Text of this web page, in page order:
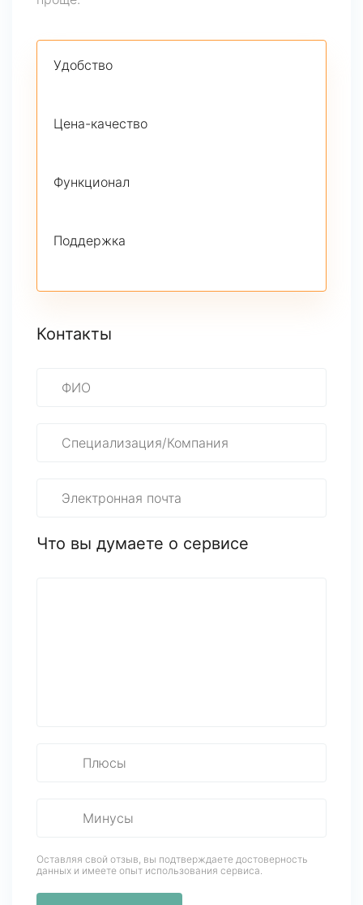
Удобство
Цена-качество
Функционал
Поддержка
Контакты
Что вы думаете о сервисе
Оставляя свой отзыв, вы подтверждаете достоверность
данных и имеете опыт использования сервиса.